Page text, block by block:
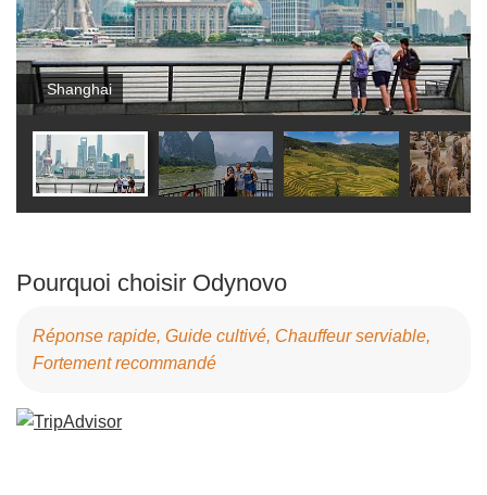
Shanghai
Pourquoi choisir Odynovo
Réponse rapide, Guide cultivé, Chauffeur serviable,
Fortement recommandé